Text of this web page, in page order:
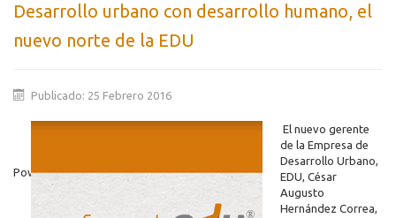
Powered byIssuu
Desarrollo urbano con desarrollo humano, el
nuevo norte de la EDU
Publicado: 25 Febrero 2016
El nuevo gerente
de la Empresa de
Desarrollo Urbano,
EDU, César
Augusto
Hernández Correa,